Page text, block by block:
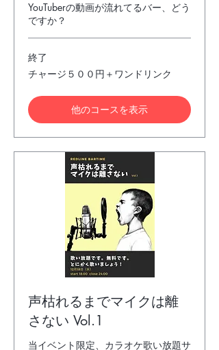
YouTuberの動画が流れてるバー、どう
ですか？
終了
チ
ャ
ジ
５
０
円
チャージ５００円＋ワンドリンク
他のコースを表示
声枯れるまでマイクは離
さない Vol.1
当イベント限定、カラオケ歌い放題サ